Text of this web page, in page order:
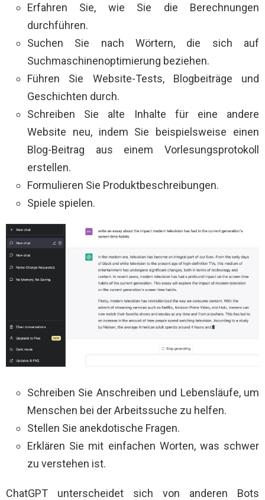
Erfahren Sie, wie Sie die Berechnungen
durchführen.
Suchen Sie nach Wörtern, die sich auf
Suchmaschinenoptimierung beziehen.
Führen Sie Website-Tests, Blogbeiträge und
Geschichten durch.
Schreiben Sie alte Inhalte für eine andere
Website neu, indem Sie beispielsweise einen
Blog-Beitrag aus einem Vorlesungsprotokoll
erstellen.
Formulieren Sie Produktbeschreibungen.
Spiele spielen.
Schreiben Sie Anschreiben und Lebensläufe, um
Menschen bei der Arbeitssuche zu helfen.
Stellen Sie anekdotische Fragen.
Erklären Sie mit einfachen Worten, was schwer
zu verstehen ist.
ChatGPT unterscheidet sich von anderen Bots